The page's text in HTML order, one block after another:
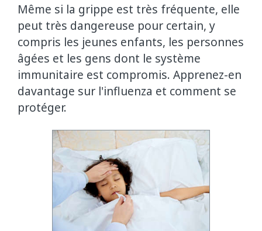
Même si la grippe est très fréquente, elle
peut très dangereuse pour certain, y
compris les jeunes enfants, les personnes
âgées et les gens dont le système
immunitaire est compromis. Apprenez-en
davantage sur l'influenza et comment se
protéger.